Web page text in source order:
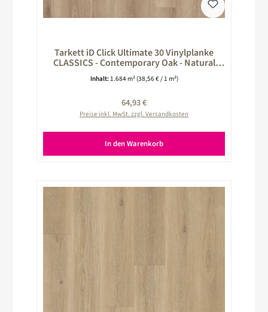
Tarkett iD Click Ultimate 30 Vinylplanke
CLASSICS - Contemporary Oak - Natural
braun 260025009
Inhalt: 1.684 m² (38,56 € / 1 m²)
Regulärer Preis:
64,93 €
Preise inkl. MwSt. zzgl. Versandkosten
In den Warenkorb